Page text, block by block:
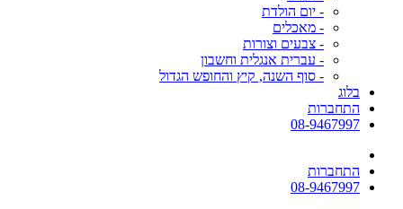
- יום הולדת
- מאכלים
- צבעים וצורות
- עברית אנגלית וחשבון
- סוף השנה, קיץ והחופש הגדול
בלוג
התחברות
08-9467997
התחברות
08-9467997